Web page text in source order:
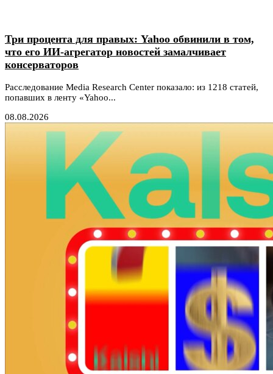
Три процента для правых: Yahoo обвинили в том,
что его ИИ-агрегатор новостей замалчивает
консерваторов
Расследование Media Research Center показало: из 1218 статей,
попавших в ленту «Yahoo...
08.08.2026